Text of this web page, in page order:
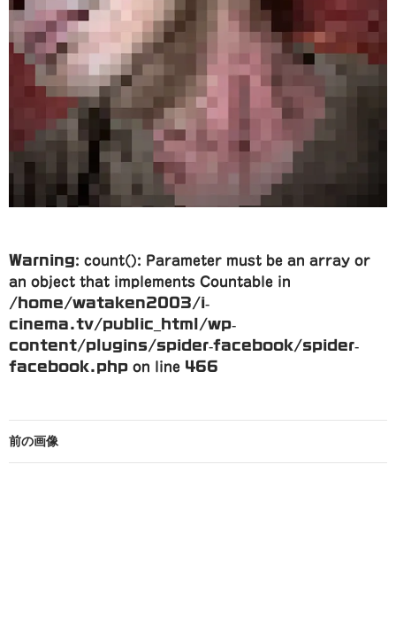
Warning: count(): Parameter must be an array or
an object that implements Countable in
/home/wataken2003/i-
cinema.tv/public_html/wp-
content/plugins/spider-facebook/spider-
facebook.php on line 466
前の画像